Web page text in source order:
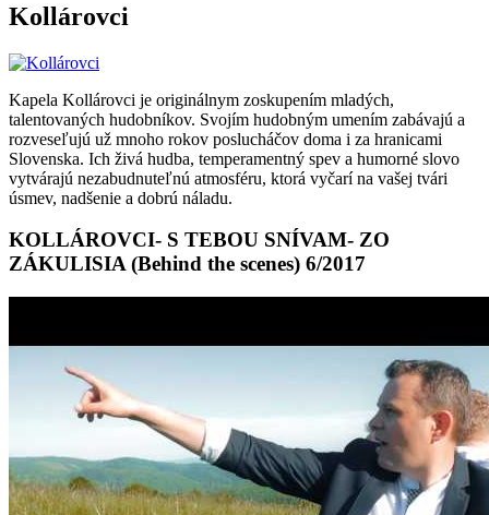
Kollárovci
Kapela Kollárovci je originálnym zoskupením mladých,
talentovaných hudobníkov. Svojím hudobným umením zabávajú a
rozveseľujú už mnoho rokov poslucháčov doma i za hranicami
Slovenska. Ich živá hudba, temperamentný spev a humorné slovo
vytvárajú nezabudnuteľnú atmosféru, ktorá vyčarí na vašej tvári
úsmev, nadšenie a dobrú náladu.
KOLLÁROVCI- S TEBOU SNÍVAM- ZO
ZÁKULISIA (Behind the scenes) 6/2017